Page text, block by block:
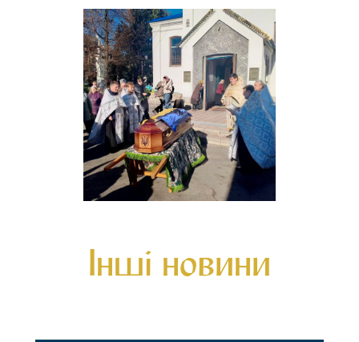
Інші новини